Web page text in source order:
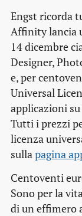
Engst ricorda
Affinity lancia
14 dicembre
Designer,
e, per
Universal
applicazioni
Tutti i prezzi
licenza
sulla pagina
Centoventi
Sono per la
di un effimero